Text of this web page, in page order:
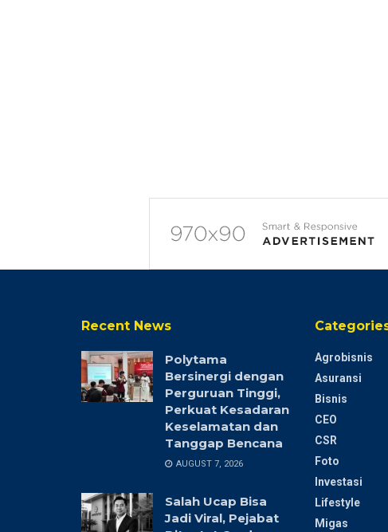
Recent News
Polytama
Bersinergi dengan
Perguruan Tinggi,
Perkuat Kesadaran
Keselamatan dan
Tanggap Bencana
AUGUST 7, 2026
Salah Ucap Bisa
Jadi Viral, Pejabat
Agrobisnis
Asuransi
Bisnis
CEO
CSR
Foto
Investasi
Lifestyle
Migas